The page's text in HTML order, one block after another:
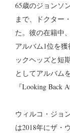
65歳のジョンソ
まで、ドクター
た。彼の在籍中
アルバム1位を
ックヘッズと短
としてアルバム
『Looking Back
ウィルコ・ジョ
は2018年にザ・